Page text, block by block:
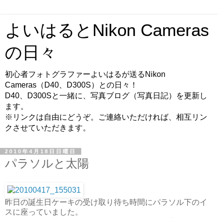
よいはるとNikon Cameras
の日々
初心者フォトグラファーよいはるが送るNikon
Cameras（D40、D300S）との日々！
D40、D300Sと一緒に、写真ブログ（写真日記）を更新し
ます。
※リンクは自由にどうぞ。ご連絡いただければ、相互リン
クさせていただきます。
2010年4月18日日曜日
パラソルと太陽
昨日の誕生日ケーキの受け取り待ち時間にパラソル下のイ
スに座っていました。